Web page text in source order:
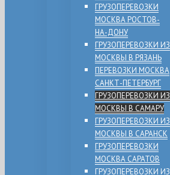
ГРУЗОПЕРЕВОЗКИ
МОСКВА РОСТОВ-
НА-ДОНУ
ГРУЗОПЕРЕВОЗКИ ИЗ
МОСКВЫ В РЯЗАНЬ
ПЕРЕВОЗКИ МОСКВА
САНКТ-ПЕТЕРБУРГ
ГРУЗОПЕРЕВОЗКИ ИЗ
МОСКВЫ В САМАРУ
ГРУЗОПЕРЕВОЗКИ ИЗ
МОСКВЫ В САРАНСК
ГРУЗОПЕРЕВОЗКИ
МОСКВА САРАТОВ
ГРУЗОПЕРЕВОЗКИ ИЗ